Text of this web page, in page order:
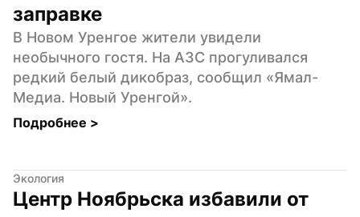
заправке
В Новом Уренгое жители увидели
необычного гостя. На АЗС прогуливался
редкий белый дикобраз, сообщил «Ямал-
Медиа. Новый Уренгой».
Подробнее >
Экология
Центр Ноябрьска избавили от